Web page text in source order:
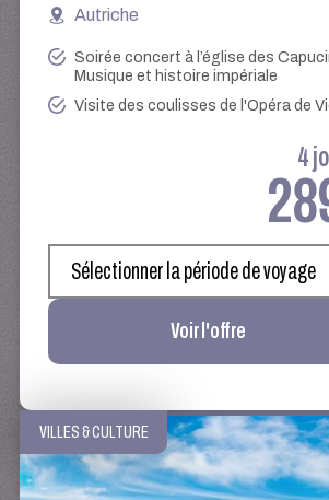
Autriche
Soirée concert à l’église des
Musique et histoire impériale
Visite des coulisses de l'Opéra de
4
Voir l'offre
VILLES & CULTURE